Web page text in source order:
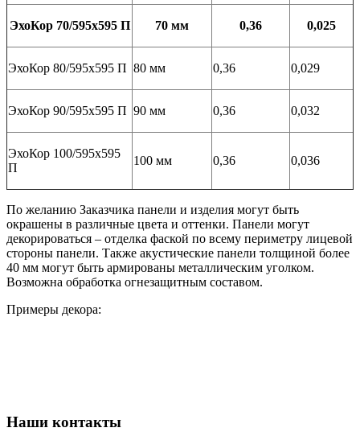
ЭхоКор 70/595х595 П 70 мм 0,36 0,025
ЭхоКор 80/595х595 П 80 мм 0,36 0,029
ЭхоКор 90/595х595 П 90 мм 0,36 0,032
ЭхоКор 100/595х595
П
100 мм 0,36 0,036
По желанию Заказчика панели и изделия могут быть
окрашены в различные цвета и оттенки. Панели могут
декорироваться – отделка фаской по всему периметру лицевой
стороны панели. Также акустические панели толщиной более
40 мм могут быть армированы металлическим уголком.
Возможна обработка огнезащитным составом.
Примеры декора:
Наши контакты